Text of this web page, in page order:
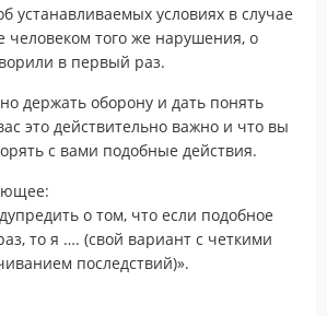
устанавливаемых условиях в случае
человеком того же нарушения, о
в первый раз.
держать оборону и дать понять
это действительно важно и что вы
с вами подобные действия.
о том, что если подобное
то я …. (свой вариант с четкими
последствий)».